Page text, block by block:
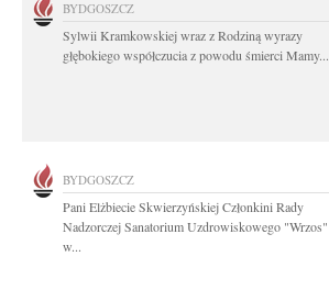
BYDGOSZCZ
Sylwii Kramkowskiej wraz z Rodziną wyrazy
głębokiego współczucia z powodu śmierci Mamy...
BYDGOSZCZ
Pani Elżbiecie Skwierzyńskiej Członkini Rady
Nadzorczej Sanatorium Uzdrowiskowego "Wrzos"
w...